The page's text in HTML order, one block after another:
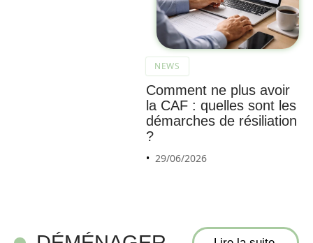
NEWS
Comment ne plus avoir
la CAF : quelles sont les
démarches de résiliation
?
29/06/2026
Devis
de
démén
ageme
nt à
z un